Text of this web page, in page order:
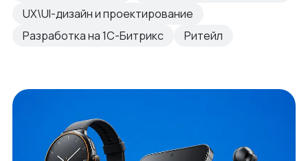
UX\UI-дизайн и проектирование
Разработка на 1С-Битрикс
Ритейл